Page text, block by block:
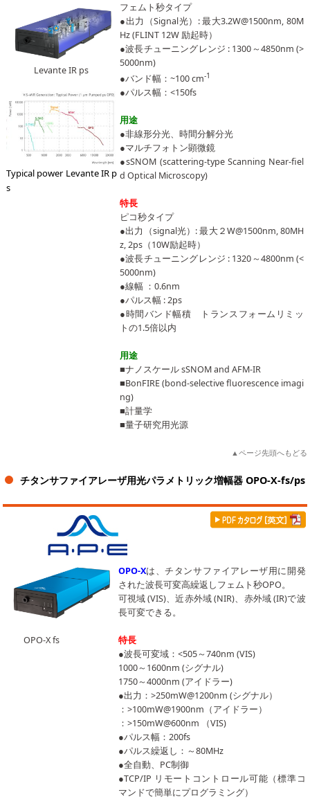
Levante IR ps
Typical power Levante IR p
s
フェムト秒タイプ
●出力（Signal光）: 最大3.2W@1500nm, 80M
Hz (FLINT 12W 励起時）
●波長チューニングレンジ : 1300～4850nm (>
5000nm)
●バンド幅：~100 cm-1
●パルス幅：<150fs
用途
●非線形分光、時間分解分光
●マルチフォトン顕微鏡
●sSNOM (scattering-type Scanning Near-fiel
d Optical Microscopy)
特長
ピコ秒タイプ
●出力（signal光）: 最大２W@1500nm, 80MH
z, 2ps（10W励起時）
●波長チューニングレンジ : 1320～4800nm (<
5000nm)
●線幅 ：0.6nm
●パルス幅 : 2ps
●時間バンド幅積 トランスフォームリミッ
トの1.5倍以内
用途
■ナノスケール sSNOM and AFM-IR
■BonFIRE (bond-selective fluorescence imagi
ng)
■計量学
■量子研究用光源
▲ページ先頭へもどる
チタンサファイアレーザ用光パラメトリック増幅器 OPO-X-fs/ps
OPO-X fs
OPO-Xは、チタンサファイアレーザ用に開発
された波長可変高繰返しフェムト秒OPO。
可視域 (VIS)、近赤外域 (NIR)、赤外域 (IR)で波
長可変できる。
特長
●波長可変域：<505～740nm (VIS)
1000～1600nm (シグナル)
1750～4000nm (アイドラー)
●出力：>250mW@1200nm (シグナル）
：>100mW@1900nm（アイドラー）
：>150mW@600nm （VIS)
●パルス幅：200fs
●パルス繰返し：～80MHz
●全自動、PC制御
●TCP/IP リモートコントロール可能（標準コ
マンドで簡単にプログラミング）